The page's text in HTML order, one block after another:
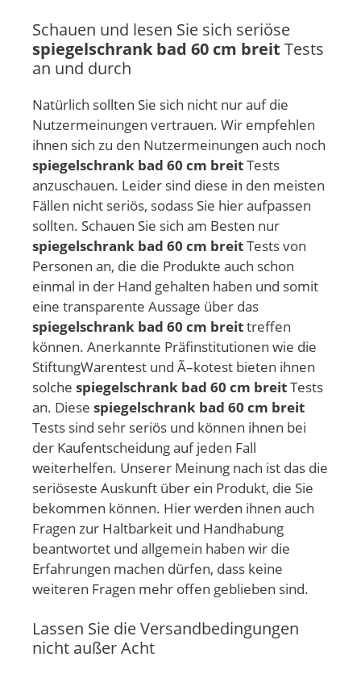
Schauen und lesen Sie sich seriöse
spiegelschrank bad 60 cm breit Tests
an und durch
Natürlich sollten Sie sich nicht nur auf die
Nutzermeinungen vertrauen. Wir empfehlen
ihnen sich zu den Nutzermeinungen auch noch
spiegelschrank bad 60 cm breitTests
anzuschauen. Leider sind diese in den meisten
Fällen nicht seriös, sodass Sie hier aufpassen
sollten. Schauen Sie sich am Besten nur
spiegelschrank bad 60 cm breitTests von
Personen an, die die Produkte auch schon
einmal in der Hand gehalten haben und somit
eine transparente Aussage über das
spiegelschrank bad 60 cm breittreffen
können. Anerkannte Präfinstitutionen wie die
StiftungWarentest und Ã–kotest bieten ihnen
solche spiegelschrank bad 60 cm breitTests
an. Diese spiegelschrank bad 60 cm breit
Tests sind sehr seriös und können ihnen bei
der Kaufentscheidung auf jeden Fall
weiterhelfen. Unserer Meinung nach ist das die
seriöseste Auskunft über ein Produkt, die Sie
bekommen können. Hier werden ihnen auch
Fragen zur Haltbarkeit und Handhabung
beantwortet und allgemein haben wir die
Erfahrungen machen dürfen, dass keine
weiteren Fragen mehr offen geblieben sind.
Lassen Sie die Versandbedingungen
nicht außer Acht